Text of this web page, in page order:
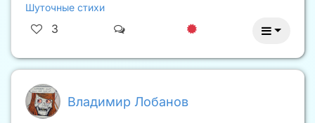
Шуточные стихи
3
Владимир Лобанов